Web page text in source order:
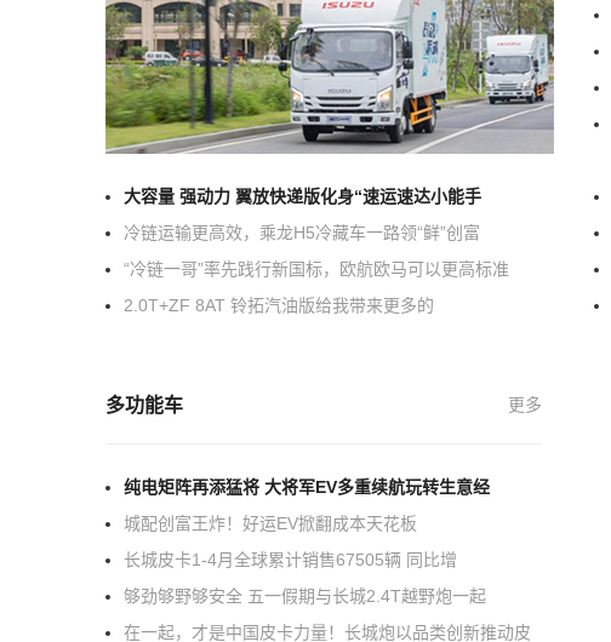
大容量 强动力 翼放快递版化身“速运速达小能手
冷链运输更高效，乘龙H5冷藏车一路领“鲜”创富
“冷链一哥”率先践行新国标，欧航欧马可以更高标准
2.0T+ZF 8AT 铃拓汽油版给我带来更多的
多功能车 更多
纯电矩阵再添猛将 大将军EV多重续航玩转生意经
城配创富王炸！好运EV掀翻成本天花板
长城皮卡1-4月全球累计销售67505辆 同比增
够劲够野够安全 五一假期与长城2.4T越野炮一起
在一起，才是中国皮卡力量！长城炮以品类创新推动皮